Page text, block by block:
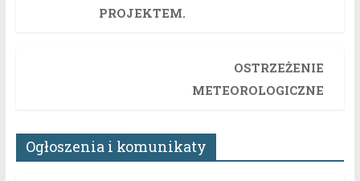
PROJEKTEM.
OSTRZEŻENIE
METEOROLOGICZNE
Ogłoszenia i komunikaty